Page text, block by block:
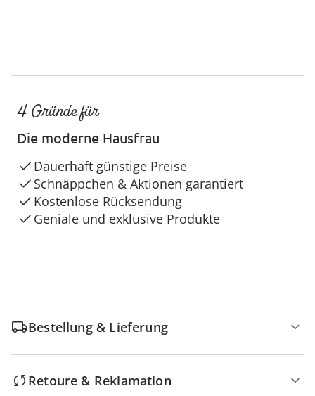
4 Gründe für
Die moderne Hausfrau
Dauerhaft günstige Preise
Schnäppchen & Aktionen garantiert
Kostenlose Rücksendung
Geniale und exklusive Produkte
Bestellung & Lieferung
Retoure & Reklamation